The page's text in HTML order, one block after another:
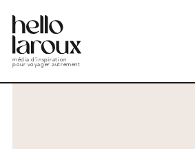
média d’inspiration
pour voyager autrement